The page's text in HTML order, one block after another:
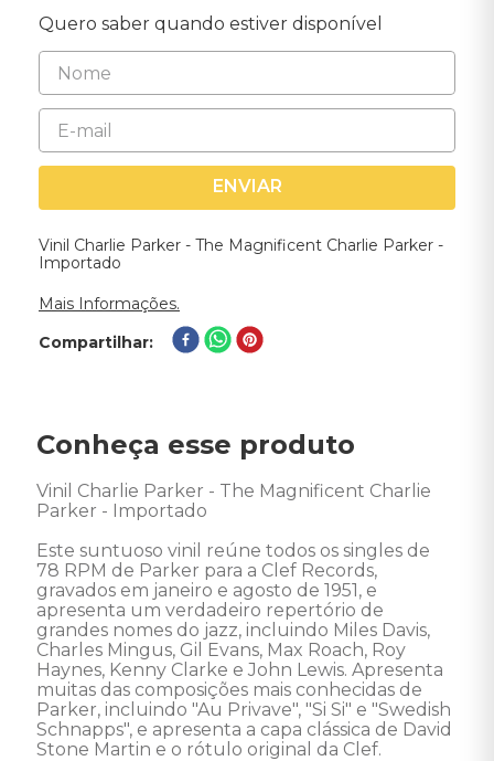
Quero saber quando estiver disponível
ENVIAR
Vinil Charlie Parker - The Magnificent Charlie Parker -
Importado
Mais Informações.
Compartilhar
Conheça esse produto
Vinil Charlie Parker - The Magnificent Charlie
Parker - Importado
Este suntuoso vinil reúne todos os singles de
78 RPM de Parker para a Clef Records,
gravados em janeiro e agosto de 1951, e
apresenta um verdadeiro repertório de
grandes nomes do jazz, incluindo Miles Davis,
Charles Mingus, Gil Evans, Max Roach, Roy
Haynes, Kenny Clarke e John Lewis. Apresenta
muitas das composições mais conhecidas de
Parker, incluindo "Au Privave", "Si Si" e "Swedish
Schnapps", e apresenta a capa clássica de David
Stone Martin e o rótulo original da Clef.